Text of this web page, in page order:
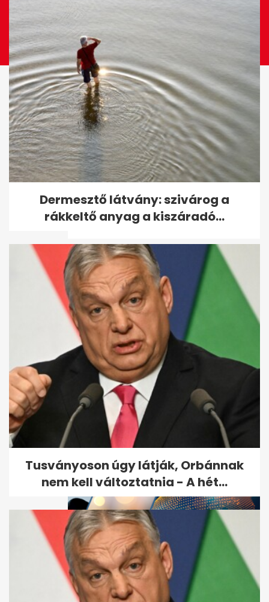
Karsai Dániel Vasas-meccsre
látogatott, Csányi Sándor
ment oda...
Európa-bajnokság: kiderült
melyik csoportba került a
válogatott
Dermesztő látvány: szivárog a
rákkeltő anyag a kiszáradó...
Tusványoson úgy látják, Orbánnak
nem kell változtatnia - A hét...